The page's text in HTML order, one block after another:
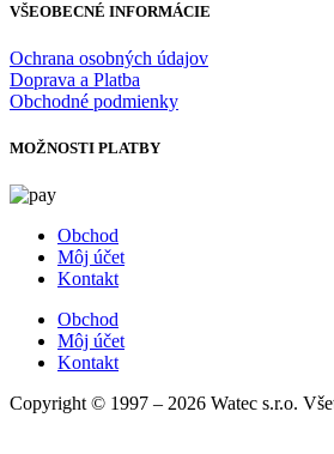
VŠEOBECNÉ INFORMÁCIE
Ochrana osobných údajov
Doprava a Platba
Obchodné podmienky
MOŽNOSTI PLATBY
Obchod
Môj účet
Kontakt
Obchod
Môj účet
Kontakt
Copyright © 1997 – 2026 Watec s.r.o.